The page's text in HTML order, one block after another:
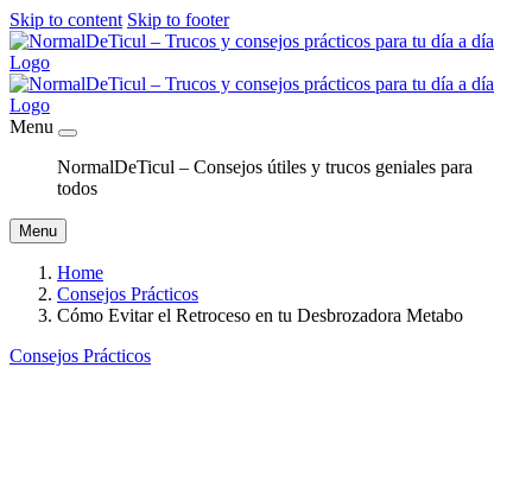
Skip to content Skip to footer
Menu
NormalDeTicul – Consejos útiles y trucos geniales para
todos
Menu
Home
Consejos Prácticos
Cómo Evitar el Retroceso en tu Desbrozadora Metabo
Consejos Prácticos